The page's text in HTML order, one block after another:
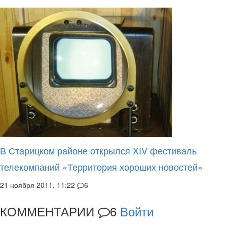
В Старицком районе открылся XIV фестиваль
телекомпаний «Территория хороших новостей»
21 ноября 2011, 11:22 6
КОММЕНТАРИИ 6 Войти